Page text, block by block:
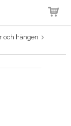
och hängen